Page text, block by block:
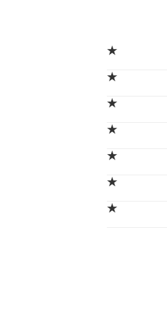
★
★
★
★
★
★
★